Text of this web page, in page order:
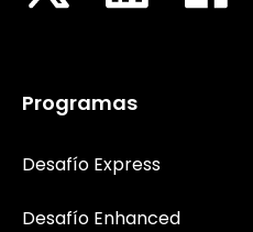
Programas
Desafío Express
Desafío Enhanced